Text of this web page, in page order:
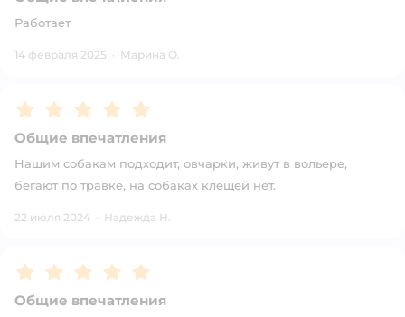
Работает
14 февраля 2025 · Марина О.
Рейтинг:5
Общие впечатления
Нашим собакам подходит, овчарки, живут в вольере,
бегают по травке, на собаках клещей нет.
22 июля 2024 · Надежда Н.
Рейтинг:5
Общие впечатления